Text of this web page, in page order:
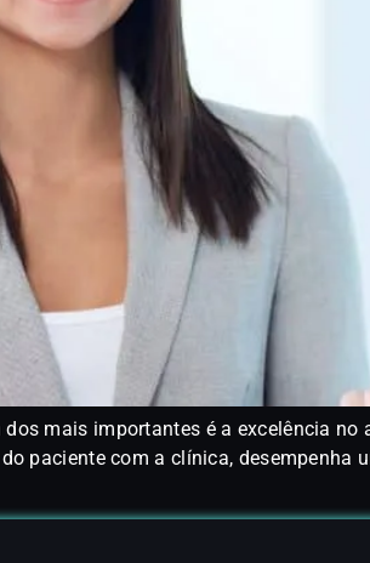
mais importantes é a excelência no
paciente com a clínica, desempenha